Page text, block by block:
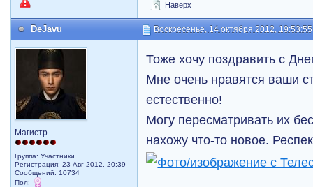
Наверх
DeJavu Воскресенье, 14 октября 2012, 19:53:55
Магистр
Группа: Участники
Регистрация: 23 Авг 2012, 20:39
Сообщений: 10734
Пол:
Тоже хочу поздравить с
Мне очень нравятся ваши
естественно!
Могу пересматривать их
нахожу что-то новое.